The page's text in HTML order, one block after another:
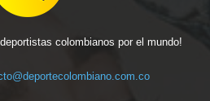
colombianos por el mundo!